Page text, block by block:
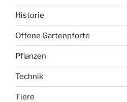
Historie
Offene Gartenpforte
Pflanzen
Technik
Tiere